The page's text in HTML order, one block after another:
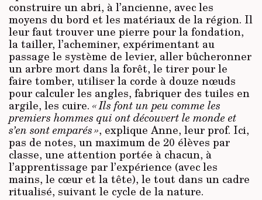
construire un abri, à l’ancienne, avec les
moyens du bord et les matériaux de la région. Il
leur faut trouver une pierre pour la fondation,
la tailler, l’acheminer, expérimentant au
passage le système de levier, aller bûcheronner
un arbre mort dans la forêt, le tirer pour le
faire tomber, utiliser la corde à douze nœuds
pour calculer les angles, fabriquer des tuiles en
argile, les cuire. « Ils font un peu comme les
premiers hommes qui ont découvert le monde et
s’en sont emparés », explique Anne, leur prof. Ici,
pas de notes, un maximum de 20 élèves par
classe, une attention portée à chacun, à
l’apprentissage par l’expérience (avec les
mains, le cœur et la tête), le tout dans un cadre
ritualisé, suivant le cycle de la nature.